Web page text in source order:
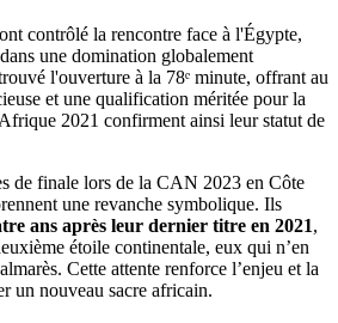
contrôlé la rencontre face à l'Égypte,
une domination globalement
l'ouverture à la 78ᵉ minute, offrant au
et une qualification méritée pour la
2021 confirment ainsi leur statut de
de finale lors de la CAN 2023 en Côte
une revanche symbolique. Ils
ans après leur dernier titre en 2021,
étoile continentale, eux qui n’en
Cette attente renforce l’enjeu et la
un nouveau sacre africain.